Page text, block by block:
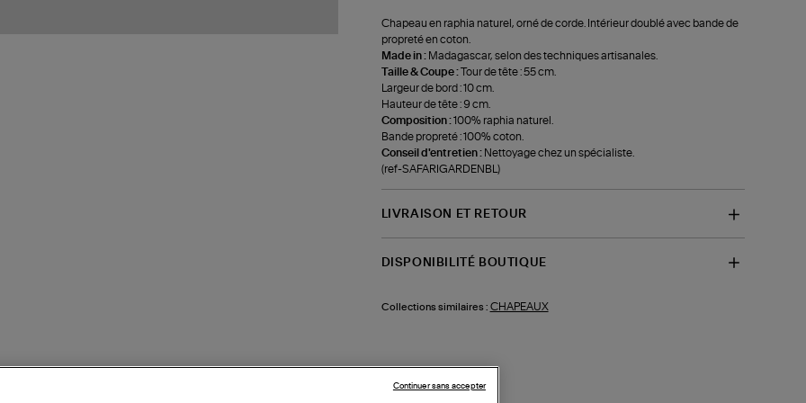
Chapeau en raphia naturel, orné de corde. Intérieur doublé avec bande de
propreté en coton.
Made in : Madagascar, selon des techniques artisanales.
Taille & Coupe :
Tour de tête : 55 cm.
Largeur de bord : 10 cm.
Hauteur de tête : 9 cm.
Composition :100% raphia naturel.
Bande propreté : 100% coton.
Conseil d'entretien : Nettoyage chez un spécialiste.
(ref-SAFARIGARDENBL)
LIVRAISON ET RETOUR
DISPONIBILITÉ BOUTIQUE
Collections similaires : CHAPEAUX
Continuer sans accepter